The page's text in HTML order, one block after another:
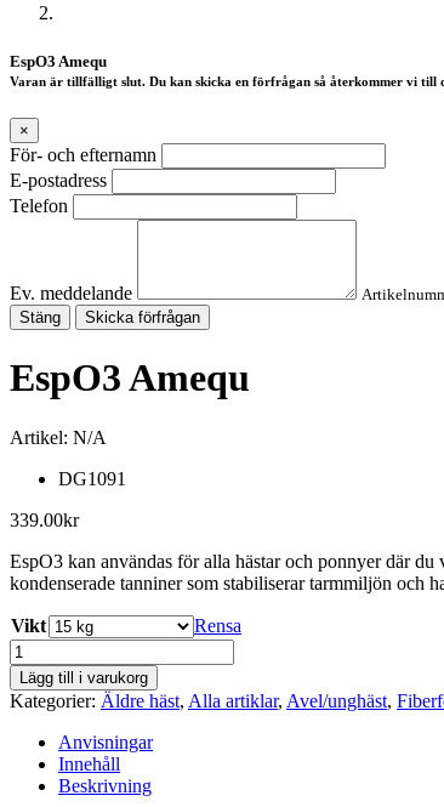
EspO3 Amequ
Varan är tillfälligt slut. Du kan skicka en förfrågan så återkommer vi till
×
För- och efternamn
E-postadress
Telefon
Ev. meddelande
Stäng
Skicka förfrågan
EspO3 Amequ
Artikel: N/A
DG1091
339.00kr
EspO3 kan användas för alla hästar och ponnyer där
kondenserade tanniner som stabiliserar tarmmiljön och
Vikt
Rensa
EspO3
Amequ
mängd
Lägg till i varukorg
Kategorier: Äldre häst, Alla artiklar, Avel/unghäst,
Anvisningar
Innehåll
Beskrivning